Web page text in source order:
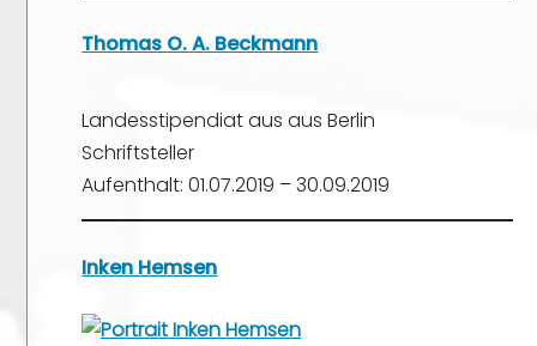
Thomas O. A. Beckmann
Landesstipendiat aus aus Berlin
Schriftsteller
Aufenthalt: 01.07.2019 – 30.09.2019
Inken Hemsen